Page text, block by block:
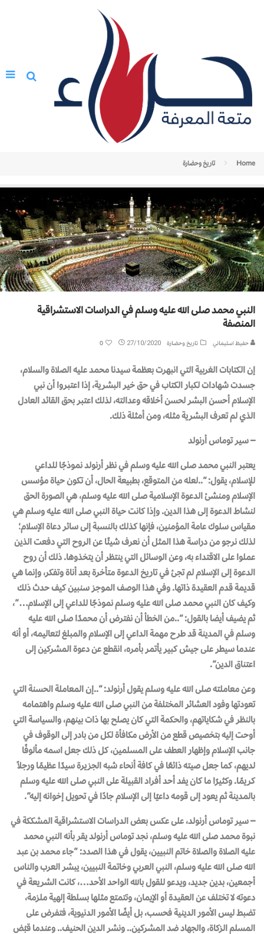
Home تاريخ وحضارة
النبي محمد صلى الله عليه وسلم في الدراسات الاستشراقية
المنصفة
حفيظ اسليماني تاريخ وحضارة 27/10/2020
0
إن الكتابات الغربية التي انبهرت بعظمة سيدنا محمد عليه الصلاة والسلام،
جسدت شهادات لكبار الكتاب في حق خير البشرية، إذا اعتبروا أن نبي
الإسلام أحسن البشر لحسن أخلاقه وعدالته، لذلك اعتبر بحق القائد العادل
الذي لم تعرف البشرية مثله، ومن أمثلة ذلك.
– سير توماس أرنولد
يعتبر النبي محمد صلى الله عليه وسلم في نظر أرنولد نموذجًا للداعي
للإسلام، يقول: “..لعله من المتوقع، بطبيعة الحال، أن تكون حياة مؤسس
الإسلام ومنشئ الدعوة الإسلامية صلى الله عليه وسلم، هي الصورة الحق
لنشاط الدعوة إلى هذا الدين. وإذا كانت حياة النبي صلى الله عليه وسلم هي
مقياس سلوك عامة المؤمنين، فإنها كذلك بالنسبة إلى سائر دعاة الإسلام؛
لذلك نرجو من دراسة هذا المثل أن نعرف شيئًا عن الروح التي دفعت الذين
عملوا على الاقتداء به، وعن الوسائل التي ينتظر أن يتخذوها. ذلك أن روح
الدعوة إلى الإسلام لم تجئ في تاريخ الدعوة متأخرة بعد أناة وتفكر، وإنما هي
قديمة قدم العقيدة ذاتها. وفي هذا الوصف الموجز سنبين كيف حدث ذلك
وكيف كان النبي محمد صلى الله عليه وسلم نموذجًا للداعي إلى الإسلام…”،
ثم يضيف أيضا بالقول: “..من الخطأ أن نفترض أن محمدًا صلى الله عليه
وسلم في المدينة قد طرح مهمة الداعي إلى الإسلام والمبلغ لتعاليمه، أو أنه
عندما سيطر على جيش كبير يأتمر بأمره، انقطع عن دعوة المشركين إلى
اعتناق الدين”.
وعن معاملته صلى الله عليه وسلم يقول أرنولد: “..إن المعاملة الحسنة التي
تعودتها وفود العشائر المختلفة من النبي صلى الله عليه وسلم واهتمامه
بالنظر في شكاياتهم، والحكمة التي كان يصلح بها ذات بينهم، والسياسة التي
أوحت إليه بتخصيص قطع من الأرض مكافأة لكل من بادر إلى الوقوف في
جانب الإسلام وإظهار العطف على المسلمين، كل ذلك جعل اسمه مألوفًا
لديهم، كما جعل صيته ذائعًا في كافة أنحاء شبه الجزيرة سيدًا عظيمًا ورجلاً
كريمًا. وكثيرًا ما كان يفد أحد أفراد القبيلة على النبي صلى الله عليه وسلم
بالمدينة ثم يعود إلى قومه داعيًا إلى الإسلام جادًا في تحويل إخوانه إليه”.
– سير توماس أرنولد، على عكس بعض الدراسات الاستشراقية المشككة في
نبوة محمد صلى الله عليه وسلم، نجد توماس أرنولد يقر بأنه النبي محمد
عليه الصلاة والصلاة خاتم النبيين، يقول في هذا الصدد: “جاء محمد بن عبد
الله صلى الله عليه وسلم، النبي العربي وخاتمة النبيين، يبشر العرب والناس
أجمعين، بدين جديد، ويدعو للقول بالله الواحد الأحد…، كانت الشريعة في
دعوته لا تختلف عن العقيدة أو الإيمان، وتتمتع مثلها بسلطة إلهية ملزمة،
تضبط ليس الأمور الدينية فحسب، بل أيضًا الأمور الدنيوية، فتفرض على
المسلم الزكاة، والجهاد ضد المشركين.. ونشر الدين الحنيف.. وعندما قبُض